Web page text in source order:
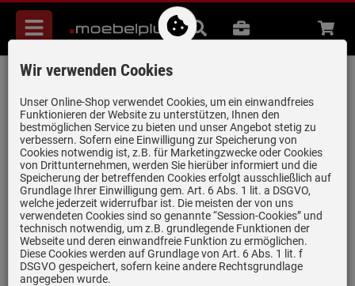
Menü
Suche
B2B Beratung
Smeg KLF03SBMEU Wasserkocher
Storm Blue-Matt
Artikel-Nummer:19982515 | Herstellernummer: KLF03SBMEU |
EAN:8017709343736
Wir verwenden Cookies
Unser Online-Shop verwendet Cookies, um ein einwandfreies
Funktionieren der Website zu unterstützen, Ihnen den
bestmöglichen Service zu bieten und unser Angebot stetig zu
verbessern. Sofern eine Einwilligung zur Speicherung von
Cookies notwendig ist, z.B. für Marketingzwecke oder Cookies
von Drittunternehmen, werden Sie hierüber informiert und die
Speicherung der betreffenden Cookies erfolgt ausschließlich auf
Grundlage Ihrer Einwilligung gem. Art. 6 Abs. 1 lit. a DSGVO,
welche jederzeit widerrufbar ist. Die meisten der von uns
verwendeten Cookies sind so genannte “Session-Cookies” und
technisch notwendig, um z.B. grundlegende Funktionen der
Webseite und deren einwandfreie Funktion zu ermöglichen.
Diese Cookies werden auf Grundlage von Art. 6 Abs. 1 lit. f
DSGVO gespeichert, sofern keine andere Rechtsgrundlage
angegeben wurde.